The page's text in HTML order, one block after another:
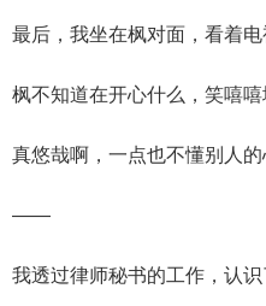
最后，我坐在枫对面，看着电
枫不知道在开心什么，笑嘻嘻
真悠哉啊，一点也不懂别人
——
我透过律师秘书的工作，认识